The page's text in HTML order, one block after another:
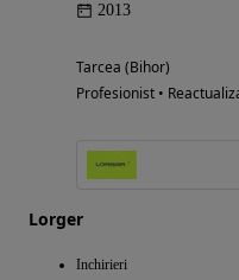
2013
Tarcea (Bihor)
Profesionist •
Lorger
Inchirieri